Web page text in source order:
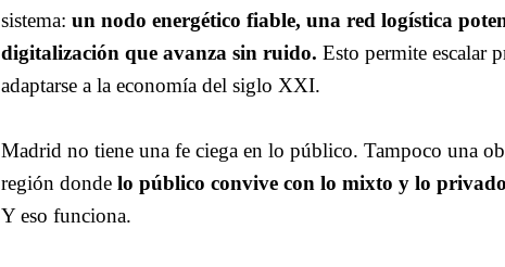
sistema: un nodo energético fiable, una red logística
digitalización que avanza sin ruido. Esto permite escalar
adaptarse a la economía del siglo XXI.
Madrid no tiene una fe ciega en lo público. Tampoco una
región donde lo público convive con lo mixto y lo privado
Y eso funciona.